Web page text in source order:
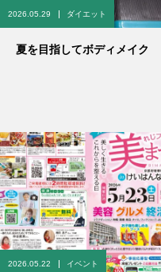
2026.05.29 ダイエット
夏を目指してボディメイク
2026.05.22 イベント